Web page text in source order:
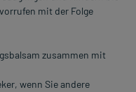
mit der Folge
zusammen mit
wenn Sie andere